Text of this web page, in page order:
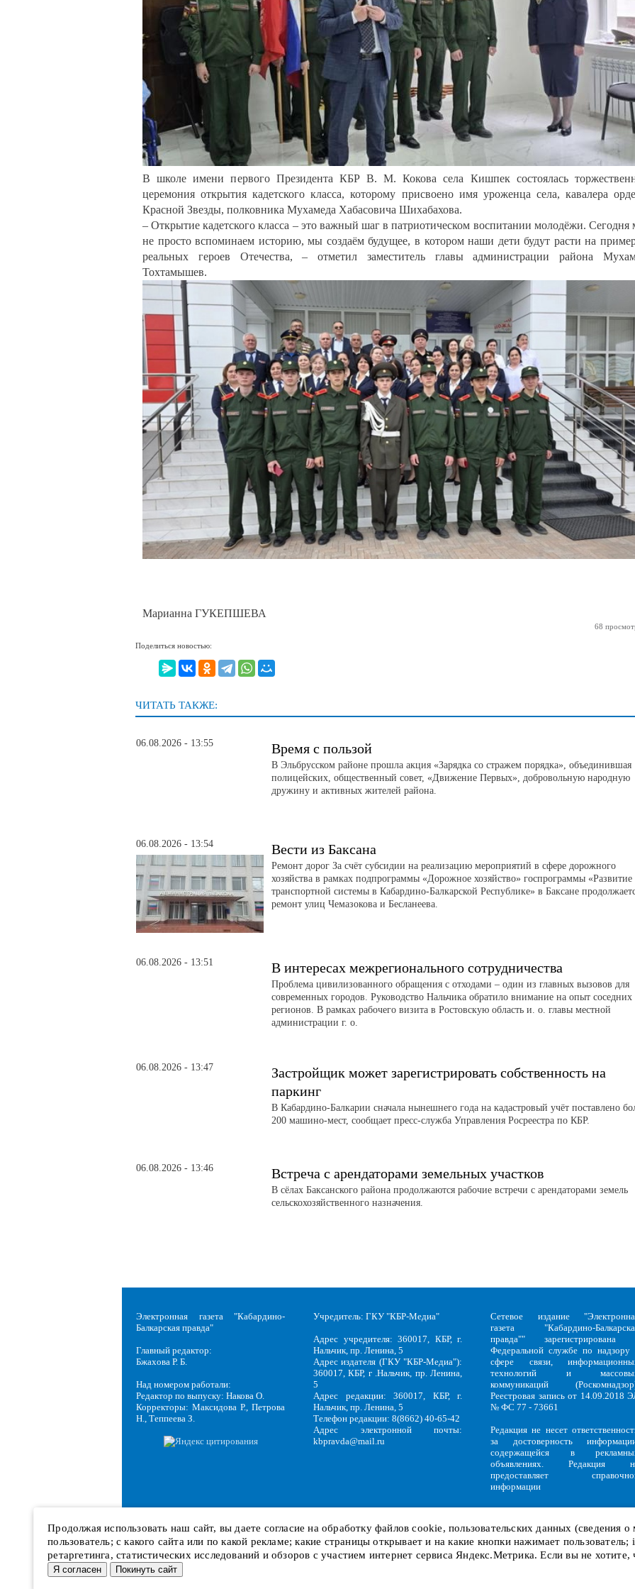
В школе имени первого Президента КБР В. М. Кокова села Кишпек состоялась
церемония открытия кадетского класса, которому присвоено имя уроженца села, кавалера
Красной Звезды, полковника Мухамеда Хабасовича Шихабахова.
– Открытие кадетского класса – это важный шаг в патриотическом воспитании молодёжи. Сегодня
не просто вспоминаем историю, мы создаём будущее, в котором наши дети будут расти на
реальных героев Отечества, – отметил заместитель главы администрации района
Тохтамышев.
Марианна ГУКЕПШЕВА
68
Поделиться новостью:
ЧИТАТЬ ТАКЖЕ:
06.08.2026 - 13:55 Время с пользой
В Эльбрусском районе прошла акция «Зарядка со стражем порядка», объединившая
полицейских, общественный совет, «Движение Первых», добровольную народную
дружину и активных жителей района.
06.08.2026 - 13:54 Вести из Баксана
Ремонт дорог За счёт субсидии на реализацию мероприятий в сфере дорожного
хозяйства в рамках подпрограммы «Дорожное хозяйство» госпрограммы «Развитие
транспортной системы в Кабардино-Балкарской Республике» в Баксане
ремонт улиц Чемазокова и Бесланеева.
06.08.2026 - 13:51 В интересах межрегионального сотрудничества
Проблема цивилизованного обращения с отходами – один из главных вызовов для
современных городов. Руководство Нальчика обратило внимание на опыт соседних
регионов. В рамках рабочего визита в Ростовскую область и. о. главы местной
администрации г. о.
06.08.2026 - 13:47
Застройщик может зарегистрировать собственность на
паркинг
В Кабардино-Балкарии сначала нынешнего года на кадастровый учёт поставлено
200 машино-мест, сообщает пресс-служба Управления Росреестра по КБР.
06.08.2026 - 13:46 Встреча с арендаторами земельных участков
В сёлах Баксанского района продолжаются рабочие встречи с арендаторами земель
сельскохозяйственного назначения.
Электронная газета "Кабардино-
Балкарская правда"
Главный редактор:
Бжахова Р. Б.
Над номером работали:
Редактор по выпуску: Накова О.
Корректоры: Максидова Р., Петрова
Н., Теппеева З.
Учредитель: ГКУ "КБР-Медиа"
Адрес учредителя: 360017, КБР, г.
Нальчик, пр. Ленина, 5
Адрес издателя (ГКУ "КБР-Медиа"):
360017, КБР, г .Нальчик, пр. Ленина,
5
Адрес редакции: 360017, КБР, г.
Нальчик, пр. Ленина, 5
Телефон редакции: 8(8662) 40-65-42
Адрес электронной почты:
kbpravda@mail.ru
Сетевое издание
газета "Кабардино-
правда"" зарегистрирована
Федеральной службе по надзору
сфере связи,
технологий и
коммуникаций
Реестровая запись от 14.09.2018
№ ФС 77 - 73661
Редакция не несет
за достоверность
содержащейся в
объявлениях. Редакция
предоставляет
информации
Политика обработки персональных данныхиПолитика конфиденциальности
KBPCopyright © 2018-2026.
Продолжая использовать наш сайт, вы даете согласие на обработку файловcookie, пользовательских данных (сведения
пользователь; с какого сайта или по какой рекламе; какие страницы открывает и на какие кнопки нажимает
ретаргетинга, статистических исследований и обзоров с участием интернет сервиса Яндекс.Метрика. Если вы не
Я согласен Покинуть сайт